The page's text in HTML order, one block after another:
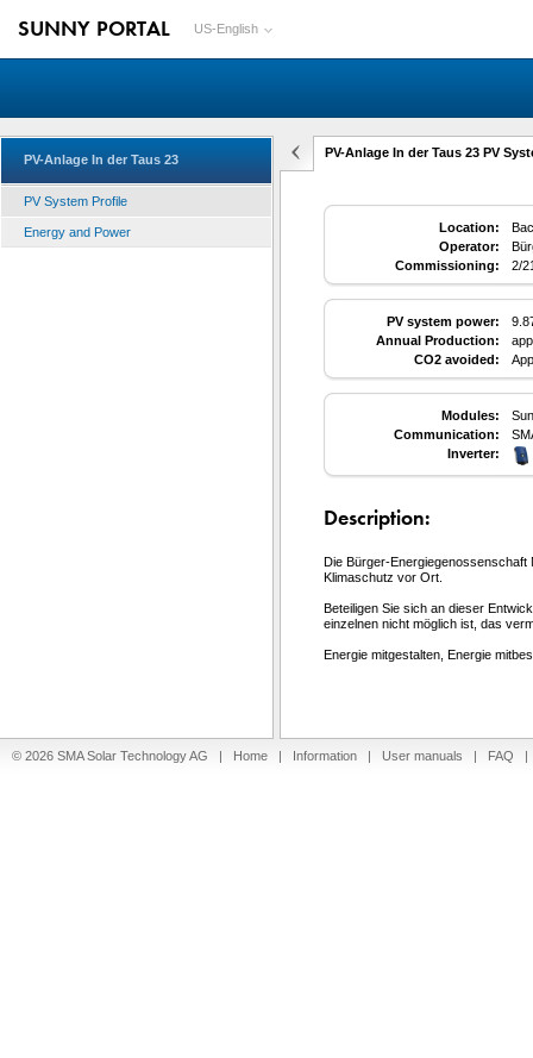
SUNNY PORTAL US-English
PV-Anlage In der Taus 23
PV System Profile
Energy and Power
PV-Anlage In der Taus 23 PV
Location:
Operator:
Commissioning:
2/
PV system power:
Annual Production:
CO2 avoided:
Modules:
Communication:
Inverter:
Description:
Die Bürger-
Klimaschutz vor Ort.
Beteiligen Sie sich an dieser
einzelnen nicht möglich ist, das
Energie mitgestalten, Energie
© 2026 SMA Solar Technology AG | Home | Information | User manuals | FAQ